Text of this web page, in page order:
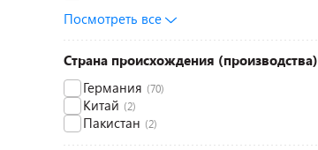
Посмотреть все
Страна происхождения (производства)
Германия (70)
Китай (2)
Пакистан (2)